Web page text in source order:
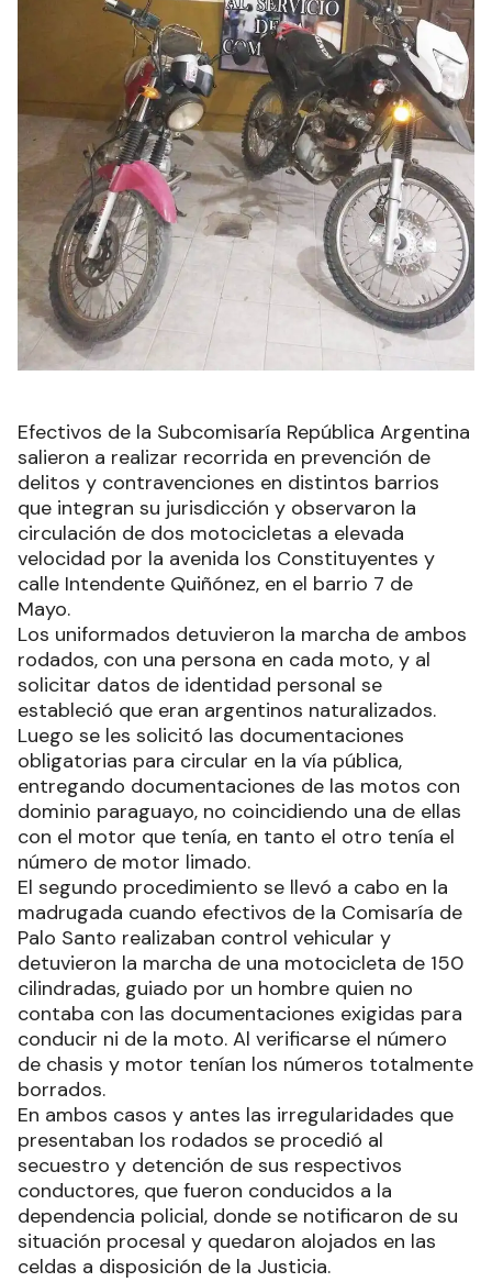
Efectivos de la Subcomisaría República Argentina
salieron a realizar recorrida en prevención de
delitos y contravenciones en distintos barrios
que integran su jurisdicción y observaron la
circulación de dos motocicletas a elevada
velocidad por la avenida los Constituyentes y
calle Intendente Quiñónez, en el barrio 7 de
Mayo.
Los uniformados detuvieron la marcha de ambos
rodados, con una persona en cada moto, y al
solicitar datos de identidad personal se
estableció que eran argentinos naturalizados.
Luego se les solicitó las documentaciones
obligatorias para circular en la vía pública,
entregando documentaciones de las motos con
dominio paraguayo, no coincidiendo una de ellas
con el motor que tenía, en tanto el otro tenía el
número de motor limado.
El segundo procedimiento se llevó a cabo en la
madrugada cuando efectivos de la Comisaría de
Palo Santo realizaban control vehicular y
detuvieron la marcha de una motocicleta de 150
cilindradas, guiado por un hombre quien no
contaba con las documentaciones exigidas para
conducir ni de la moto. Al verificarse el número
de chasis y motor tenían los números totalmente
borrados.
En ambos casos y antes las irregularidades que
presentaban los rodados se procedió al
secuestro y detención de sus respectivos
conductores, que fueron conducidos a la
dependencia policial, donde se notificaron de su
situación procesal y quedaron alojados en las
celdas a disposición de la Justicia.